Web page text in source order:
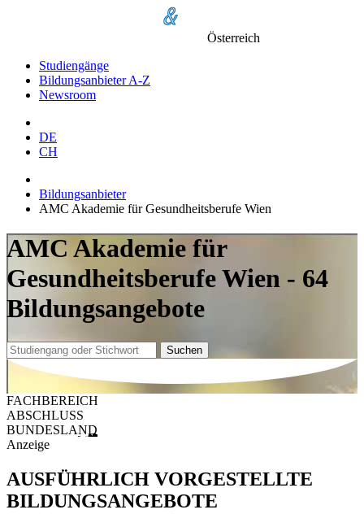
Österreich
Studiengänge
Bildungsanbieter A-Z
Newsroom
DE
CH
Bildungsanbieter
AMC Akademie für Gesundheitsberufe Wien
AMC Akademie für
Gesundheitsberufe Wien - 64
Bildungsangebote
Suchen
FACHBEREICH
ABSCHLUSS
BUNDESLAND
Anzeige
AUSFÜHRLICH VORGESTELLTE
BILDUNGSANGEBOTE